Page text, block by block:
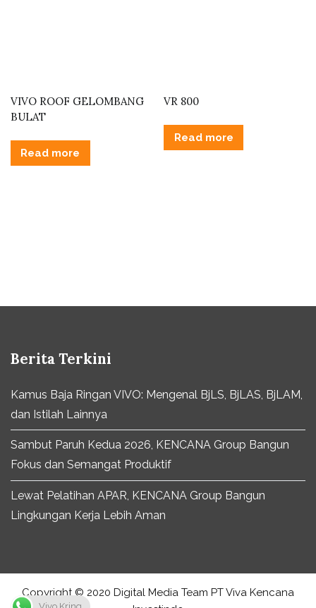
VIVO ROOF GELOMBANG
BULAT
Read more
VR 800
Read more
Berita Terkini
Kamus Baja Ringan VIVO: Mengenal BjLS, BjLAS, BjLAM,
dan Istilah Lainnya
Sambut Paruh Kedua 2026, KENCANA Group Bangun
Fokus dan Semangat Produktif
Lewat Pelatihan APAR, KENCANA Group Bangun
Lingkungan Kerja Lebih Aman
Copyright © 2020 Digital Media Team PT Viva Kencana